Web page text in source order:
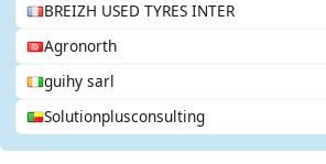
BREIZH USED TYRES INTER
Agronorth
guihy sarl
Solutionplusconsulting